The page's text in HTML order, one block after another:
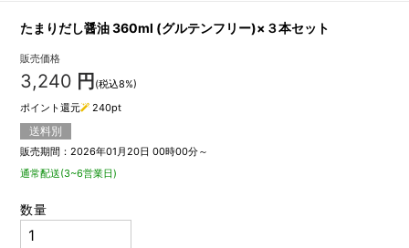
たまりだし醤油 360ml (グルテンフリー)×３本セット
販売価格
3,240 円 (税込8%)
ポイント還元
240pt
送料別
販売期間：2026年01月20日 00時00分～
通常配送(3~6営業日)
数量